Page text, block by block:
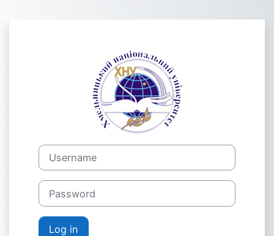
Log in to
Username
Password
Log in